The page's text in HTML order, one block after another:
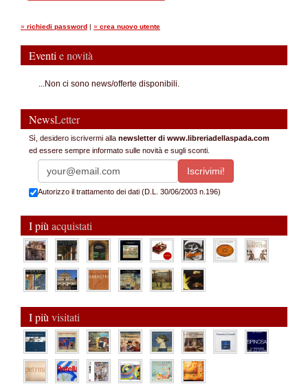
» richiedi password | » crea nuovo utente
Eventi e novità
...Non ci sono news/offerte disponibili.
NewsLetter
Sì, desidero iscrivermi alla newsletter di www.libreriadellaspada.com
ed essere sempre informato sulle novità e sugli sconti.
Autorizzo il trattamento dei dati (D.L. 30/06/2003 n.196)
I più acquistati
I più visitati